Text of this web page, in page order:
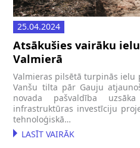
25.04.2024
Atsākušies vairāku
Valmierā
Valmieras pilsētā turpinās ielu
Vanšu tilta pār Gauju
novada pašvaldība
infrastruktūras investīciju
tehnoloģiskā…
LASĪT VAIRĀK